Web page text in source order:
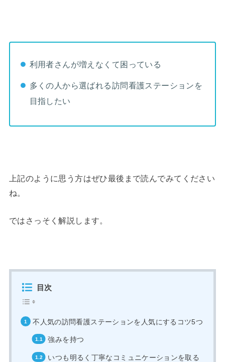
利用者さんが増えなくて困っている
多くの人から選ばれる訪問看護ステーションを
目指したい
上記のように思う方はぜひ最後まで読んでみてください
ね。
ではさっそく解説します。
目次
不人気の訪問看護ステーションを人気にするコツ5つ
強みを持つ
いつも明るく丁寧なコミュニケーションを取る